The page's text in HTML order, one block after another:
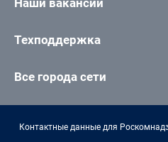
Техподдержка
Все города сети
Контактные данные для